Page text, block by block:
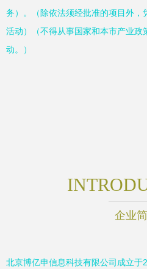
务）。（除依法须经批准的项目外，
活动）（不得从事国家和本市产业政
动。）
企业
北京博亿申信息科技有限公司成立于